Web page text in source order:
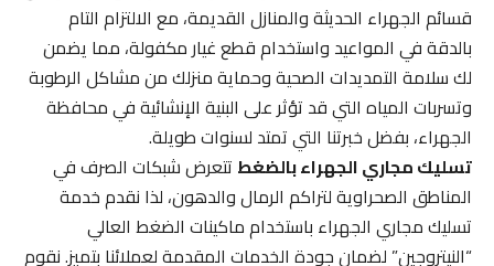
قسائم الجهراء الحديثة والمنازل القديمة، مع الالتزام التام
بالدقة في المواعيد واستخدام قطع غيار مكفولة، مما يضمن
لك سلامة التمديدات الصحية وحماية منزلك من مشاكل الرطوبة
وتسربات المياه التي قد تؤثر على البنية الإنشائية في محافظة
الجهراء، بفضل خبرتنا التي تمتد لسنوات طويلة.
تسليك مجاري الجهراء بالضغطتتعرض شبكات الصرف في
المناطق الصحراوية لتراكم الرمال والدهون، لذا نقدم خدمة
تسليك مجاري الجهراء باستخدام ماكينات الضغط العالي
“النيتروجين” لضمان جودة الخدمات المقدمة لعملائنا بتميز. نقوم